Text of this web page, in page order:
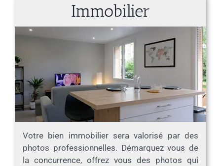
Immobilier
Votre bien immobilier sera valorisé par des
photos professionnelles. Démarquez vous de
la concurrence, offrez vous des photos qui